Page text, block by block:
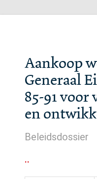
Aankoop
Generaal
85-91
en
Beleidsdossier
..